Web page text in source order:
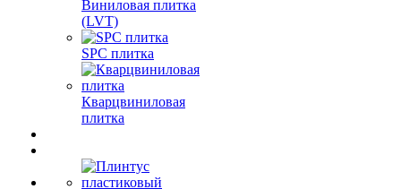
Виниловая плитка
(LVT)
SPC плитка
Кварцвиниловая
плитка